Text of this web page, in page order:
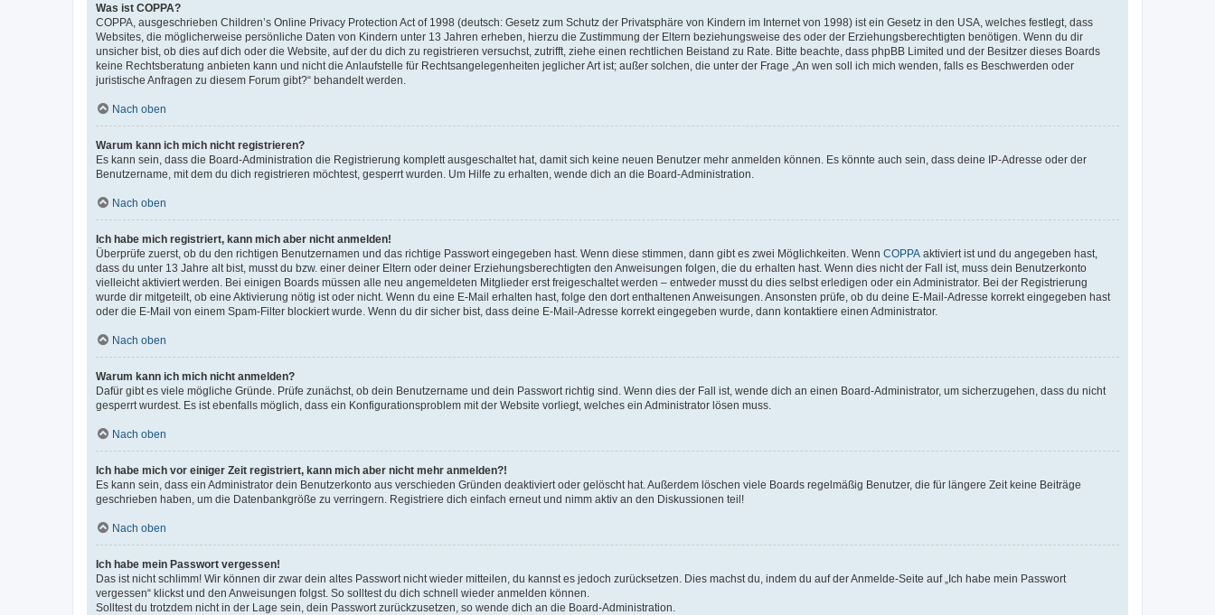
Was ist COPPA?
COPPA, ausgeschrieben Children’s Online Privacy Protection Act of 1998 (deutsch: Gesetz zum Schutz der Privatsphäre von Kindern im Internet von 1998) ist ein Gesetz in den USA, welches festlegt, dass
Websites, die möglicherweise persönliche Daten von Kindern unter 13 Jahren erheben, hierzu die Zustimmung der Eltern beziehungsweise des oder der Erziehungsberechtigten benötigen. Wenn du dir
unsicher bist, ob dies auf dich oder die Website, auf der du dich zu registrieren versuchst, zutrifft, ziehe einen rechtlichen Beistand zu Rate. Bitte beachte, dass phpBB Limited und der Besitzer dieses Boards
keine Rechtsberatung anbieten kann und nicht die Anlaufstelle für Rechtsangelegenheiten jeglicher Art ist; außer solchen, die unter der Frage „An wen soll ich mich wenden, falls es Beschwerden oder
juristische Anfragen zu diesem Forum gibt?“ behandelt werden.
Nach oben
Warum kann ich mich nicht registrieren?
Es kann sein, dass die Board-Administration die Registrierung komplett ausgeschaltet hat, damit sich keine neuen Benutzer mehr anmelden können. Es könnte auch sein, dass deine IP-Adresse oder der
Benutzername, mit dem du dich registrieren möchtest, gesperrt wurden. Um Hilfe zu erhalten, wende dich an die Board-Administration.
Nach oben
Ich habe mich registriert, kann mich aber nicht anmelden!
Überprüfe zuerst, ob du den richtigen Benutzernamen und das richtige Passwort eingegeben hast. Wenn diese stimmen, dann gibt es zwei Möglichkeiten. Wenn COPPA aktiviert ist und du angegeben hast,
dass du unter 13 Jahre alt bist, musst du bzw. einer deiner Eltern oder deiner Erziehungsberechtigten den Anweisungen folgen, die du erhalten hast. Wenn dies nicht der Fall ist, muss dein Benutzerkonto
vielleicht aktiviert werden. Bei einigen Boards müssen alle neu angemeldeten Mitglieder erst freigeschaltet werden – entweder musst du dies selbst erledigen oder ein Administrator. Bei der Registrierung
wurde dir mitgeteilt, ob eine Aktivierung nötig ist oder nicht. Wenn du eine E-Mail erhalten hast, folge den dort enthaltenen Anweisungen. Ansonsten prüfe, ob du deine E-Mail-Adresse korrekt eingegeben hast
oder die E-Mail von einem Spam-Filter blockiert wurde. Wenn du dir sicher bist, dass deine E-Mail-Adresse korrekt eingegeben wurde, dann kontaktiere einen Administrator.
Nach oben
Warum kann ich mich nicht anmelden?
Dafür gibt es viele mögliche Gründe. Prüfe zunächst, ob dein Benutzername und dein Passwort richtig sind. Wenn dies der Fall ist, wende dich an einen Board-Administrator, um sicherzugehen, dass du nicht
gesperrt wurdest. Es ist ebenfalls möglich, dass ein Konfigurationsproblem mit der Website vorliegt, welches ein Administrator lösen muss.
Nach oben
Ich habe mich vor einiger Zeit registriert, kann mich aber nicht mehr anmelden?!
Es kann sein, dass ein Administrator dein Benutzerkonto aus verschieden Gründen deaktiviert oder gelöscht hat. Außerdem löschen viele Boards regelmäßig Benutzer, die für längere Zeit keine Beiträge
geschrieben haben, um die Datenbankgröße zu verringern. Registriere dich einfach erneut und nimm aktiv an den Diskussionen teil!
Nach oben
Ich habe mein Passwort vergessen!
Das ist nicht schlimm! Wir können dir zwar dein altes Passwort nicht wieder mitteilen, du kannst es jedoch zurücksetzen. Dies machst du, indem du auf der Anmelde-Seite auf „Ich habe mein Passwort
vergessen“ klickst und den Anweisungen folgst. So solltest du dich schnell wieder anmelden können.
Solltest du trotzdem nicht in der Lage sein, dein Passwort zurückzusetzen, so wende dich an die Board-Administration.